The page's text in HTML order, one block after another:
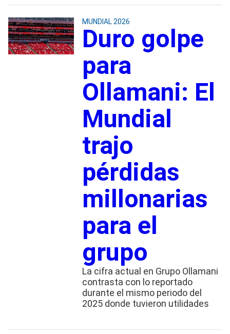
MUNDIAL 2026
Duro golpe
para
Ollamani: El
Mundial
trajo
pérdidas
millonarias
para el
grupo
La cifra actual en Grupo Ollamani
contrasta con lo reportado
durante el mismo periodo del
2025 donde tuvieron utilidades